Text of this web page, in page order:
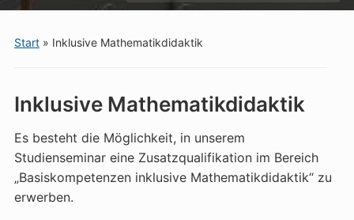
menu
Start» Inklusive Mathematikdidaktik
Inklusive Mathematikdidaktik
Es besteht die Möglichkeit, in unserem
Studienseminar eine Zusatzqualifikation im Bereich
„Basiskompetenzen inklusive Mathematikdidaktik“ zu
erwerben.